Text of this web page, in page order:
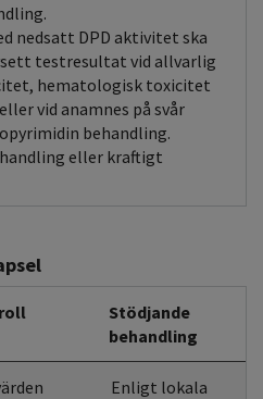
nedsatt DPD aktivitet ska
testresultat vid allvarlig
hematologisk toxicitet
vid anamnes på svår
behandling.
eller kraftigt
Stödjande
behandling
Enligt lokala